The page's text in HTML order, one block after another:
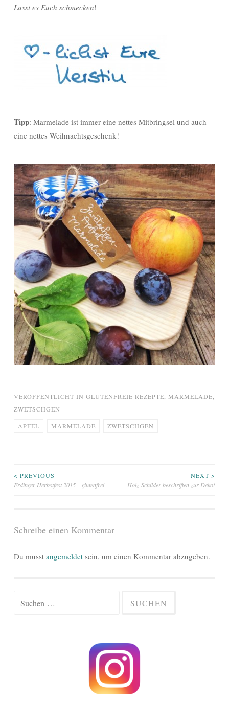
Lasst es Euch schmecken!
Tipp: Marmelade ist immer eine nettes Mitbringsel und auch
eine nettes Weihnachtsgeschenk!
VERÖFFENTLICHT IN GLUTENFREIE REZEPTE MARMELADE
ZWETSCHGEN
APFEL MARMELADE ZWETSCHGEN
Beitragsnavigation
< PREVIOUS
Erdinger Herbstfest 2015 – glutenfrei
NEXT >
Holz-Schilder beschriften zur Deko!
Schreibe einen Kommentar
Du musst angemeldet sein, um einen Kommentar abzugeben.
Suchen